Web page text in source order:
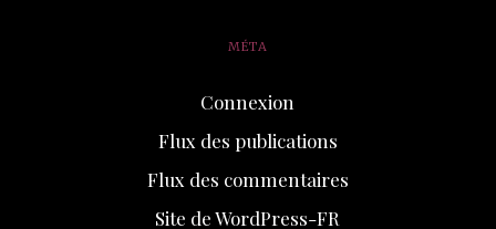
MÉTA
Connexion
Flux des publications
Flux des commentaires
Site de WordPress-FR